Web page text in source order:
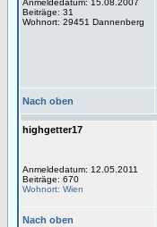
Anmeldedatum: 15.08.2007
Beiträge: 31
Wohnort: 29451 Dannenberg
Nach oben
highgetter17
Anmeldedatum: 12.05.2011
Beiträge: 670
Wohnort: Wien
Nach oben